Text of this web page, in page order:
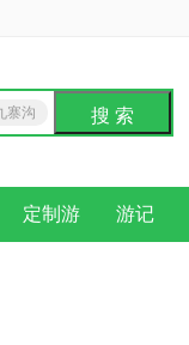
搜 索
寨沟
黄龙
定制游 游记